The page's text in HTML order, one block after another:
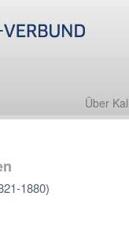
Über
1880)